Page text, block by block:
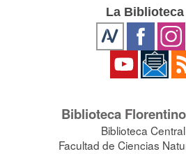
La Biblioteca
Biblioteca
Biblioteca
Facultad de Ciencias